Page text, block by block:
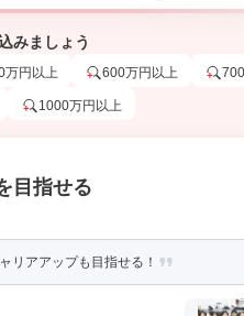
みましょう
万円以上 600万円以上
1000万円以上
目指せる
リアアップも目指せる！